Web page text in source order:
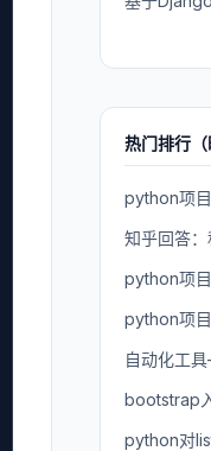
热门排行（
python项
知乎回答
python项
python项
自动化工
bootstrap
python对